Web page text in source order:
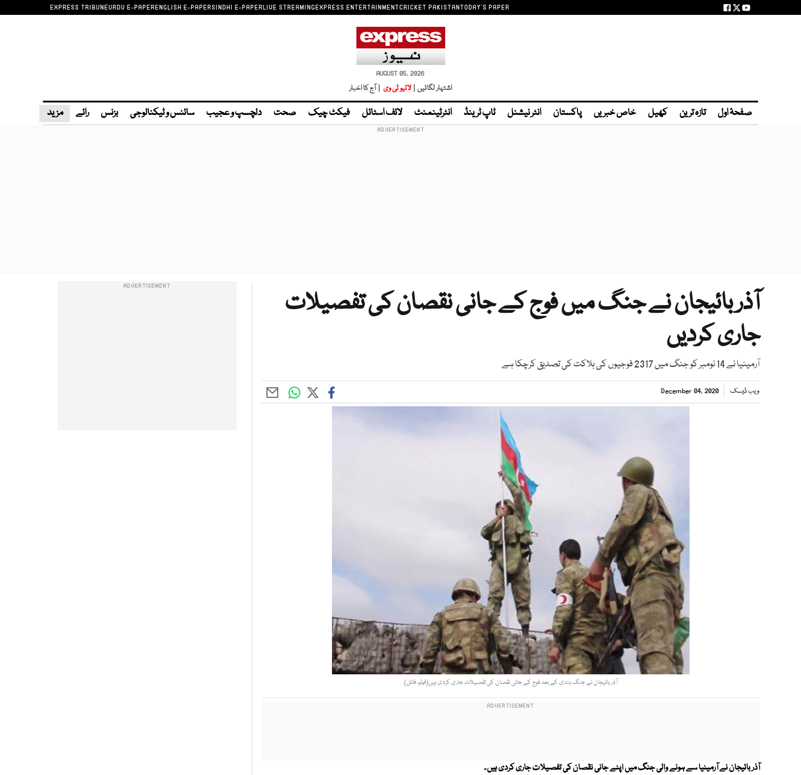
EXPRESS TRIBUNEURDU E-PAPERENGLISH E-PAPERSINDHI E-PAPERLIVE STREAMINGEXPRESS ENTERTAINMENTCRICKET PAKISTANTODAY'S PAPER
AUGUST 05, 2026
اشتہار لگائیں | لائیو ٹی وی | آج کا اخبار
صفحۂ اول تازہ ترین کھیل خاص خبریں پاکستان انٹر نیشنل ٹاپ ٹرینڈ انٹرٹینمنٹ لائف اسٹائل فیکٹ چیک صحت دلچسپ و عجیب سائنس و ٹیکنالوجی بزنس رائے مزید
آذر بائیجان نے جنگ میں فوج کے جانی نقصان کی تفصیلات
جاری کردیں
آرمینیا نے 14 نومبر کو جنگ میں 2317 فوجیوں کی ہلاکت کی تصدیق کرچکا ہے
ویب ڈیسک December 04, 2020
آذر بائیجان نے جنگ بندی کے بعد فوج کے جانی نقصان کی تفصیلات جاری کردی ہیں(فوٹو، فائل)
آذر بائیجان نے آرمینیا سے ہونے والی جنگ میں اپنے جانی نقصان کی تفصیلات جاری کردی ہیں۔